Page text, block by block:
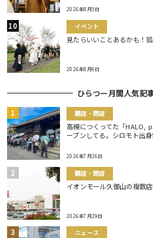
2026年8月5日
イベント
見たらいいことあるかも！
2026年8月6日
ひらつー月間人気記
開店・閉店
高槻につくってた「HALO,
ープンしてる。シロモト出
2026年7月26日
開店・閉店
イオンモール久御山の複数
2026年7月29日
ニュース